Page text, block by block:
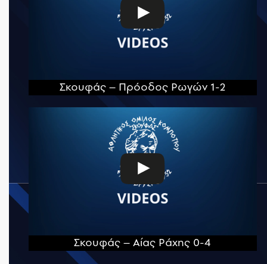
Σκουφάς – Πρόοδος Ρωγών 1-2
Σκουφάς – Αίας Ράχης 0-4